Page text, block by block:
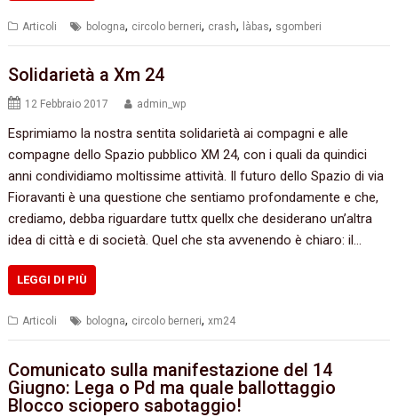
Articoli bologna, circolo berneri, crash, làbas, sgomberi
Solidarietà a Xm 24
12 Febbraio 2017 admin_wp
Esprimiamo la nostra sentita solidarietà ai compagni e alle
compagne dello Spazio pubblico XM 24, con i quali da quindici
anni condividiamo moltissime attività. Il futuro dello Spazio di via
Fioravanti è una questione che sentiamo profondamente e che,
crediamo, debba riguardare tuttx quellx che desiderano un’altra
idea di città e di società. Quel che sta avvenendo è chiaro: il…
LEGGI DI PIÙ
Articoli bologna, circolo berneri,xm24
Comunicato sulla manifestazione del 14
Giugno: Lega o Pd ma quale ballottaggio
Blocco sciopero sabotaggio!